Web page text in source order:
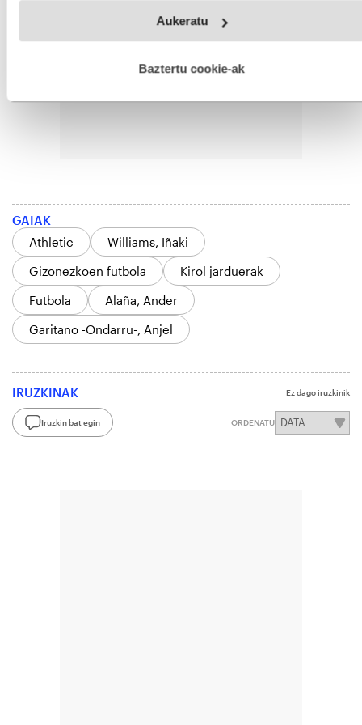
fitxategiak erabiltzen ditu. Zure esperientzia eta zerbitzuak
esplizitua ematen diguzu.Gehiago irakurri
Aukeratu
Baztertu cookie-ak
GAIAK
Athletic
Williams, Iñaki
Gizonezkoen futbola
Kirol jarduerak
Futbola
Alaña, Ander
Garitano -Ondarru-, Anjel
IRUZKINAK Ez dago iruzkinik
Iruzkin bat egin ORDENATU